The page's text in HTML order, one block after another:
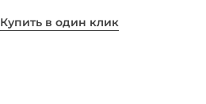
Купить в один клик